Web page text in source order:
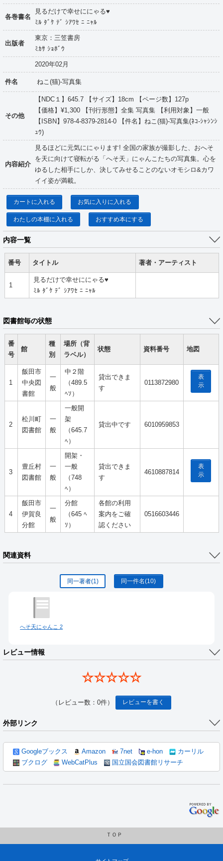
各巻書名
見るだけで幸せににゃる♥
ﾐﾙ ﾀﾞｹ ﾃﾞ ｼｱﾜｾ ﾆ ﾆｬﾙ
出版者
東京：三笠書房
ﾐｶｻ ｼｮﾎﾞｳ
2020年02月
件名 ねこ(猫)-写真集
その他
【NDC１】645.7 【サイズ】18cm 【ページ数】127p
【価格】¥1,300 【刊行形態】全集 写真集 【利用対象】一般
【ISBN】978-4-8379-2814-0 【件名】ねこ(猫)-写真集(ﾈｺ-ｼｬｼﾝｼ
ｭｳ)
内容紹介
見るほどに元気ににゃります! 全国の家族が撮影した、おへそ
を天に向けて寝転がる「へそ天」にゃんこたちの写真集。心を
ゆるした相手にしか、決してみせることのないオモシロ&カワ
イイ姿が満載。
カートに入れる お気に入りに入れる
わたしの本棚に入れる おすすめ本にする
内容一覧
番号 タイトル 著者・アーティスト
1
見るだけで幸せににゃる♥
ﾐﾙ ﾀﾞｹ ﾃﾞ ｼｱﾜｾ ﾆ ﾆｬﾙ
図書館毎の状態
番
号
館
種
別
場所（背
ラベル）
状態 資料番号 地図
1
飯田市
中央図
書館
一
般
中２階
（489.5
ﾍｿ）
貸出できま
す
0113872980
表
示
2
松川町
図書館
一
般
一般開
架
（645.7
ﾍ）
貸出中です 6010959853
3
豊丘村
図書館
一
般
開架・
一般
（748
ﾍ）
貸出できま
す
4610887814
表
示
4
飯田市
伊賀良
分館
一
般
分館
（645 ﾍ
ｿ）
各館の利用
案内をご確
認ください
0516603446
関連資料
同一著者(1) 同一件名(10)
へそ天にゃんこ 2
レビュー情報
☆☆☆☆☆
（レビュー数：0件） レビューを書く
外部リンク
Googleブックス Amazon 7net e-hon
カーリル
ブクログ
WebCatPlus 国立国会図書館リサーチ
ＴＯＰ